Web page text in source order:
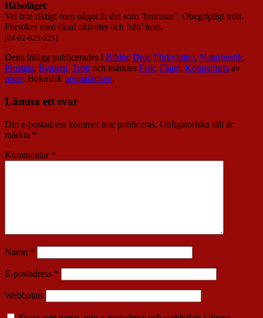
Hälsoläget:
Vet inte riktigt men något är det som ’bromsar’. Obegripligt trött.
Försöker med ökad aktivitet och ’rätt’ kost.
[04-02-025-025]
Detta inlägg publicerades i Bilder, Djur, Förkylning, Naturbesök,
Prostata, Ryggen, Tröttoch märktes Fisk, Fågel, Kopparödla av
nisse. Bokmärk permalänken.
Lämna ett svar
Din e-postadress kommer inte publiceras. Obligatoriska fält är
märkta *
Kommentar *
Namn *
E-postadress *
Webbplats